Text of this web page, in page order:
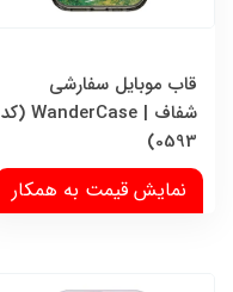
قاب موبایل سفارشی
شفاف | WanderCase (کد
0593)
نمایش قیمت به همکار